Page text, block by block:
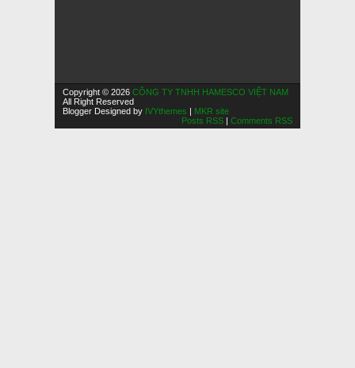
Copyright © 2026 CÔNG TY TNHH HAMESCO VIỆT NAM
All Right Reserved
Blogger Designed by IVYthemes
MKR site
Posts RSS
Comments RSS